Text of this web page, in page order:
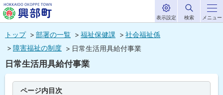
メ
北海道興部
町
HOKKAIDO OKOPPE TOWN
メニュー
表示設定 検索
トップ 部署の一覧 福祉保健課
社会福祉係
障害福祉の制度
日常生活用具給付事業
日常生活用具給付事業
ページ内目次